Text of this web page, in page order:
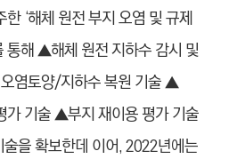
‘해체 원전 부지 오염 및 규제
통해 ▲해체 원전 지하수 감시 및
염토양/지하수 복원 기술 ▲
가 기술 ▲부지 재이용 평가 기술
을 확보한데 이어, 2022년에는